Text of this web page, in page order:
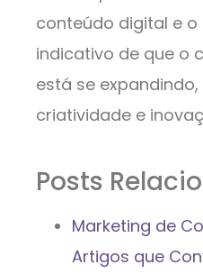
conteúdo digital e
indicativo de que o
está se
criatividade e
Posts
Marketing de
Artigos que